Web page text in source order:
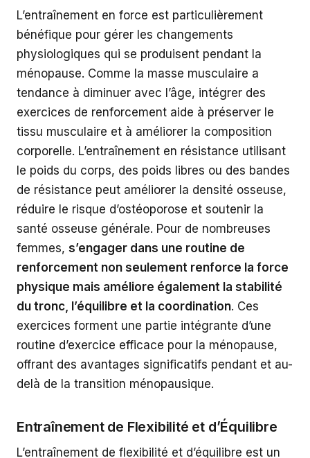
L’entraînement en force est particulièrement
bénéfique pour gérer les changements
physiologiques qui se produisent pendant la
ménopause. Comme la masse musculaire a
tendance à diminuer avec l’âge, intégrer des
exercices de renforcement aide à préserver le
tissu musculaire et à améliorer la composition
corporelle. L’entraînement en résistance utilisant
le poids du corps, des poids libres ou des bandes
de résistance peut améliorer la densité osseuse,
réduire le risque d’ostéoporose et soutenir la
santé osseuse générale. Pour de nombreuses
femmes, s’engager dans une routine de
renforcement non seulement renforce la force
physique mais améliore également la stabilité
du tronc, l’équilibre et la coordination. Ces
exercices forment une partie intégrante d’une
routine d’exercice efficace pour la ménopause,
offrant des avantages significatifs pendant et au-
delà de la transition ménopausique.
Entraînement de Flexibilité et d’Équilibre
L’entraînement de flexibilité et d’équilibre est un